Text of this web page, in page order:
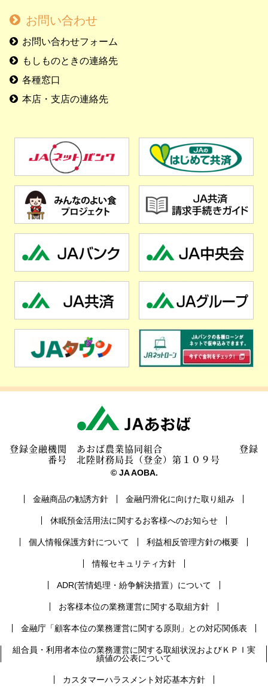
お問い合わせ
お問い合わせフォーム
もしものときの連絡先
各種窓口
本店・支店の連絡先
登録金融機関 あおば農業協同組合 登録
番号 北陸財務局長（登金）第１０９号
© JA AOBA.
金融商品の勧誘方針 金融円滑化に向けた取り組み
休眠預金活用法に関するお客様へのお知らせ
個人情報保護方針について 利益相反管理方針の概要
情報セキュリティ方針
ADR(苦情処理・紛争解決措置）について
お客様本位の業務運営に関する取組方針
金融庁「顧客本位の業務運営に関する原則」との対応関係表
組合員・利用者本位の業務運営に関する取組状況およびＫＰＩ実
績値の公表について
カスタマーハラスメント対応基本方針